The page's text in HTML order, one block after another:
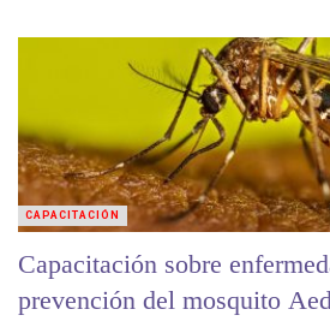
Capacitación sobre
prevención del mosquito
CAPACITACIÓN